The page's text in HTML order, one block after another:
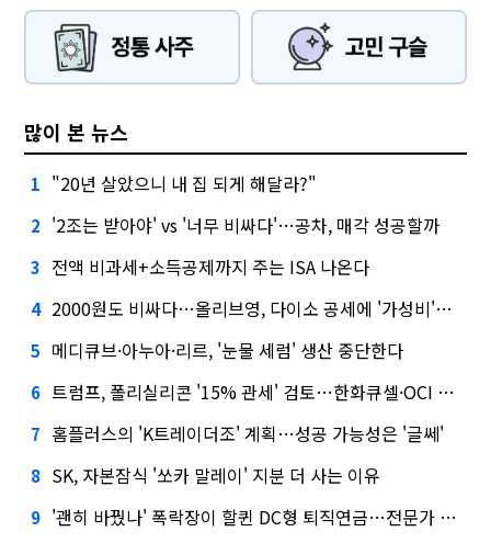
많이 본 뉴스
1 "20년 살았으니 내 집 되게 해달라?"
2 '2조는 받아야' vs '너무 비싸다'…공차, 매각 성공할까
3 전액 비과세+소득공제까지 주는 ISA 나온다
4 2000원도 비싸다…올리브영, 다이소 공세에 '가성비'로 맞불
5 메디큐브·아누아·리르, '눈물 세럼' 생산 중단한다
6 트럼프, 폴리실리콘 '15% 관세' 검토…한화큐셀·OCI 영향은?
7 홈플러스의 'K트레이더조' 계획…성공 가능성은 '글쎄'
8 SK, 자본잠식 '쏘카 말레이' 지분 더 사는 이유
9 '괜히 바꿨나' 폭락장이 할퀸 DC형 퇴직연금…전문가 조언은